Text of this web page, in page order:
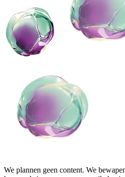
We plannen geen content. We